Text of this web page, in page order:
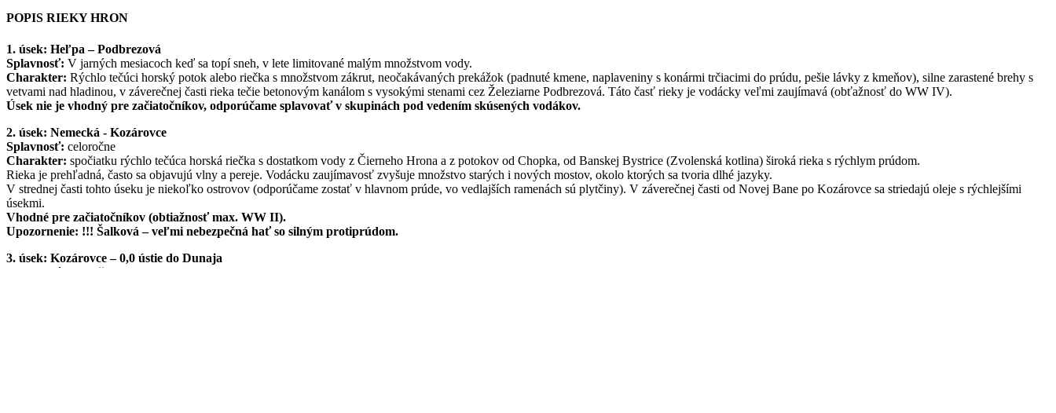
POPIS RIEKY HRON
1. úsek: Heľpa – Podbrezová
Splavnosť: V jarných mesiacoch keď sa topí sneh, v lete limitované malým množstvom vody.
Charakter: Rýchlo tečúci horský potok alebo riečka s množstvom zákrut, neočakávaných prekážok (padnuté kmene, naplaveniny s konármi trčiacimi do prúdu, pešie lávky z kmeňov), silne zarastené brehy s
vetvami nad hladinou, v záverečnej časti rieka tečie betonovým kanálom s vysokými stenami cez Železiarne Podbrezová. Táto časť rieky je vodácky veľmi zaujímavá (obťažnosť do WW IV).
Úsek nie je vhodný pre začiatočníkov, odporúčame splavovať v skupinách pod vedením skúsených vodákov.
2. úsek: Nemecká - Kozárovce
Splavnosť: celoročne
Charakter: spočiatku rýchlo tečúca horská riečka s dostatkom vody z Čierneho Hrona a z potokov od Chopka, od Banskej Bystrice (Zvolenská kotlina) široká rieka s rýchlym prúdom.
Rieka je prehľadná, často sa objavujú vlny a pereje. Vodácku zaujímavosť zvyšuje množstvo starých i nových mostov, okolo ktorých sa tvoria dlhé jazyky.
V strednej časti tohto úseku je niekoľko ostrovov (odporúčame zostať v hlavnom prúde, vo vedlajších ramenách sú plytčiny). V záverečnej časti od Novej Bane po Kozárovce sa striedajú oleje s rýchlejšími
úsekmi.
Vhodné pre začiatočníkov (obtiažnosť max. WW II).
Upozornenie: !!! Šalková – veľmi nebezpečná hať so silným protiprúdom.
3. úsek: Kozárovce – 0,0 ústie do Dunaja
Splavnosť:
celoročne